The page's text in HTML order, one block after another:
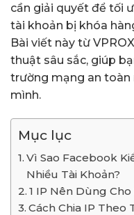
cần giải quyết để tối
tài khoản bị khóa
Bài viết này từ
thuật sâu sắc, giúp
trường mạng an toàn
mình.
Mục lục
Vì Sao Facebook
Nhiều Tài Khoản?
1 IP Nên Dùng
Cách Chia IP Theo